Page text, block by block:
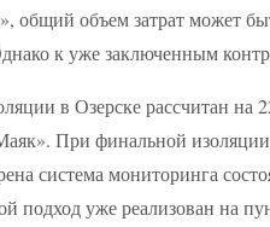
общий объем затрат может
к уже заключенным
в Озерске рассчитан
При финальной изоляции
система мониторинга
подход уже реализован на